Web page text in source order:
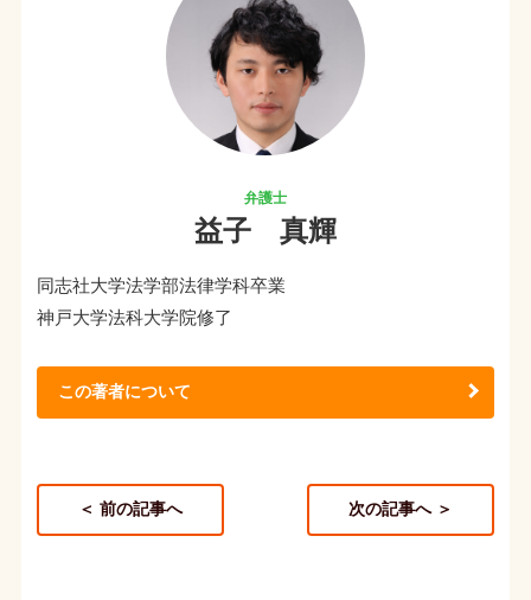
益子 真輝
同志社大学法学部法律学科卒業
神戸大学法科大学院修了
この著者について
＜ 前の記事へ 次の記事へ ＞